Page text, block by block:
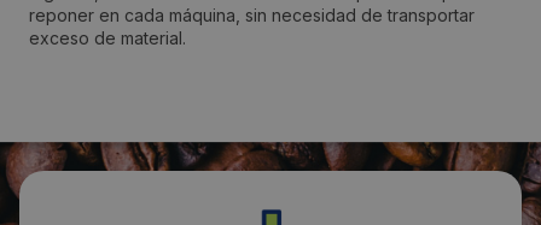
reponer en cada máquina, sin necesidad de transportar
exceso de material.
Provincia: